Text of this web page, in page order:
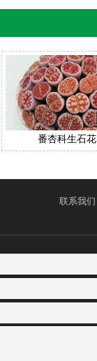
番杏科生石花
联系我们